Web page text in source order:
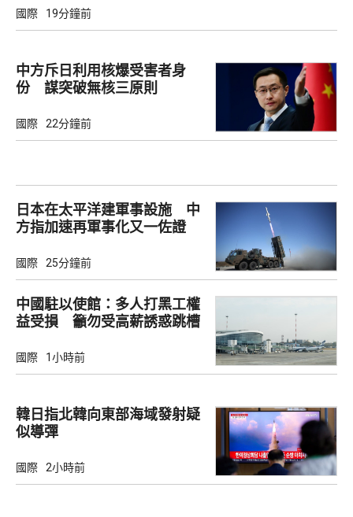
國際 19分鐘前
中方斥日利用核爆受害者身
份 謀突破無核三原則
國際 22分鐘前
日本在太平洋建軍事設施 中
方指加速再軍事化又一佐證
國際 25分鐘前
中國駐以使館：多人打黑工權
益受損 籲勿受高薪誘惑跳槽
國際 1小時前
韓日指北韓向東部海域發射疑
似導彈
國際 2小時前